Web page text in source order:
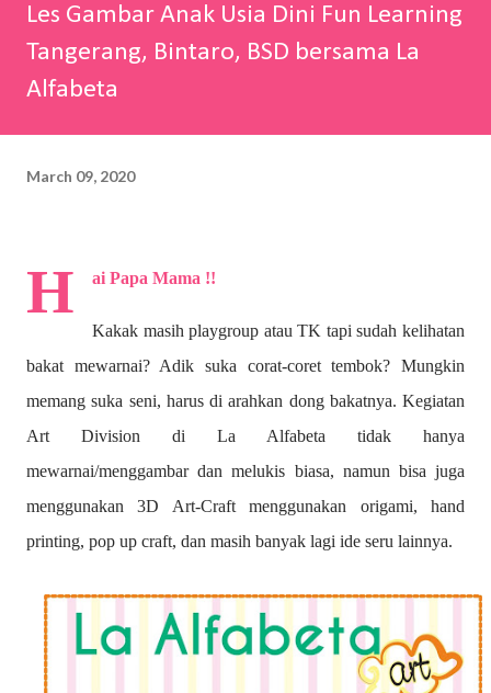
Les Gambar Anak Usia Dini Fun Learning
Tangerang, Bintaro, BSD bersama La
Alfabeta
March 09, 2020
H ai Papa Mama !!
Kakak masih playgroup atau TK tapi sudah kelihatan
bakat mewarnai? Adik suka corat-coret tembok? Mungkin
memang suka seni, harus di arahkan dong bakatnya. Kegiatan
Art Division di La Alfabeta tidak hanya
mewarnai/menggambar dan melukis biasa, namun bisa juga
menggunakan 3D Art-Craft menggunakan origami, hand
printing, pop up craft, dan masih banyak lagi ide seru lainnya.